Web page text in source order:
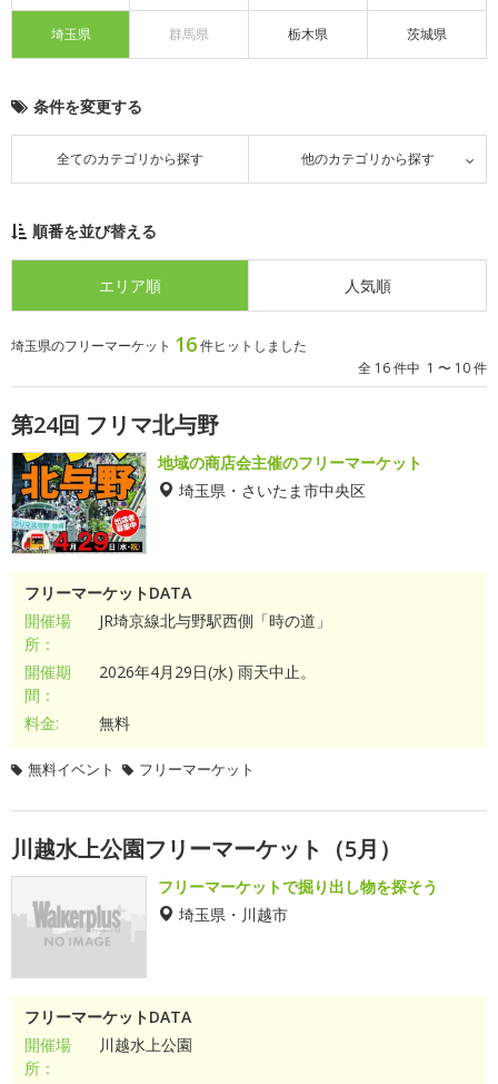
埼玉県 群馬県 栃木県 茨城県
条件を変更する
全てのカテゴリから探す 他のカテゴリから探す
順番を並び替える
エリア順 人気順
埼玉県のフリーマーケット 16件ヒットしました
全 16 件中 1 〜 10 件
第24回 フリマ北与野
地域の商店会主催のフリーマーケット
埼玉県・さいたま市中央区
フリーマーケットDATA
開催場
所：
JR埼京線北与野駅西側「時の道」
開催期
間：
2026年4月29日(水) 雨天中止。
料金: 無料
無料イベント フリーマーケット
川越水上公園フリーマーケット（5月）
フリーマーケットで掘り出し物を探そう
埼玉県・川越市
フリーマーケットDATA
開催場
所：
川越水上公園